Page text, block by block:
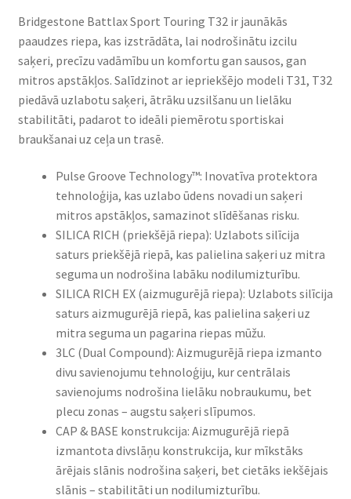
Bridgestone Battlax Sport Touring T32 ir jaunākās
paaudzes riepa, kas izstrādāta, lai nodrošinātu izcilu
saķeri, precīzu vadāmību un komfortu gan sausos, gan
mitros apstākļos. Salīdzinot ar iepriekšējo modeli T31, T32
piedāvā uzlabotu saķeri, ātrāku uzsilšanu un lielāku
stabilitāti, padarot to ideāli piemērotu sportiskai
braukšanai uz ceļa un trasē.​
Pulse Groove Technology™: Inovatīva protektora
tehnoloģija, kas uzlabo ūdens novadi un saķeri
mitros apstākļos, samazinot slīdēšanas risku.​
SILICA RICH (priekšējā riepa): Uzlabots silīcija
saturs priekšējā riepā, kas palielina saķeri uz mitra
seguma un nodrošina labāku nodilumizturību.​
SILICA RICH EX (aizmugurējā riepa): Uzlabots silīcija
saturs aizmugurējā riepā, kas palielina saķeri uz
mitra seguma un pagarina riepas mūžu.​
3LC (Dual Compound): Aizmugurējā riepa izmanto
divu savienojumu tehnoloģiju, kur centrālais
savienojums nodrošina lielāku nobraukumu, bet
plecu zonas – augstu saķeri slīpumos.​
CAP & BASE konstrukcija: Aizmugurējā riepā
izmantota divslāņu konstrukcija, kur mīkstāks
ārējais slānis nodrošina saķeri, bet cietāks iekšējais
slānis – stabilitāti un nodilumizturību.​